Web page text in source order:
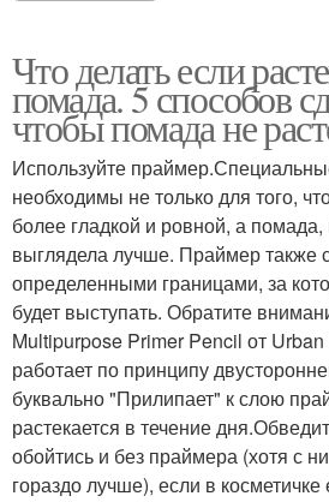
Что делать если
помада. 5 способов
чтобы помада не
Используйте
необходимы не только для того,
более гладкой и ровной, а
выглядела лучше. Праймер также
определенными границами, за
будет выступать. Обратите
Multipurpose Primer Pencil от
работает по принципу
буквально "Прилипает" к слою
растекается в течение
обойтись и без праймера (хотя с
гораздо лучше), если в